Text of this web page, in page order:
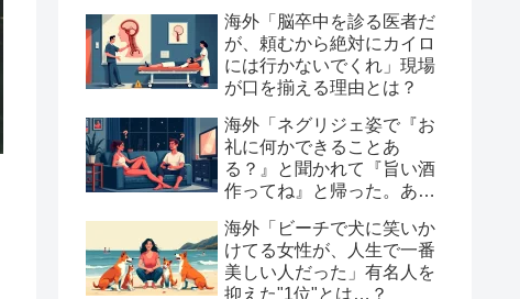
海外「脳卒中を診る医者だ
が、頼むから絶対にカイロ
には行かないでくれ」現場
が口を揃える理由とは？
海外「ネグリジェ姿で『お
礼に何かできることあ
る？』と聞かれて『旨い酒
作ってね』と帰った。あれ
る男たちの後悔談…
海外「ビーチで犬に笑いか
けてる女性が、人生で一番
美しい人だった」有名人を
抑えた"1位"とは…？